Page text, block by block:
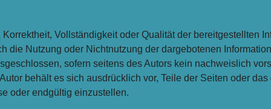
Vollständigkeit oder Qualität der bereitgestellten
die Nutzung oder Nichtnutzung der dargebotenen
sofern seitens des Autors kein nachweislich
behält es sich ausdrücklich vor, Teile der Seiten oder
oder endgültig einzustellen.